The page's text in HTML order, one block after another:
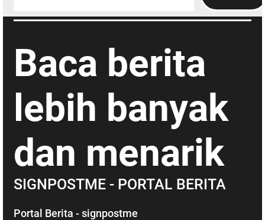
a
c
Baca berita
lebih banyak
dan menarik
SIGNPOSTME - PORTAL BERITA
Portal Berita - signpostme